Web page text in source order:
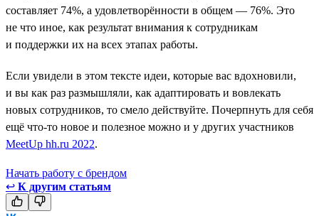
составляет 74%, а удовлетворённости в общем — 76%. Это
не что иное, как результат внимания к сотрудникам
и поддержки их на всех этапах работы.
Если увидели в этом тексте идеи, которые вас вдохновили,
и вы как раз размышляли, как адаптировать и вовлекать
новых сотрудников, то смело действуйте. Почерпнуть для себя
ещё что-то новое и полезное можно и у других участников
MeetUp hh.ru 2022.
Начать работу с брендом
↩ К другим статьям